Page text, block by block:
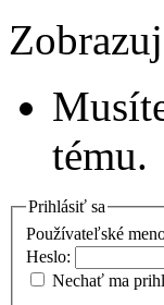
tému.
Prihlásiť sa
Používateľské
Heslo:
Nechať ma